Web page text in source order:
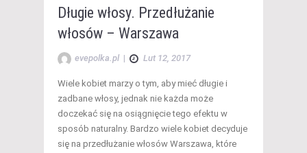
Długie włosy. Przedłużanie
włosów – Warszawa
evepolka.pl | Lut 12, 2017
Wiele kobiet marzy o tym, aby mieć długie i
zadbane włosy, jednak nie każda może
doczekać się na osiągnięcie tego efektu w
sposób naturalny. Bardzo wiele kobiet decyduje
się na przedłużanie włosów Warszawa, które